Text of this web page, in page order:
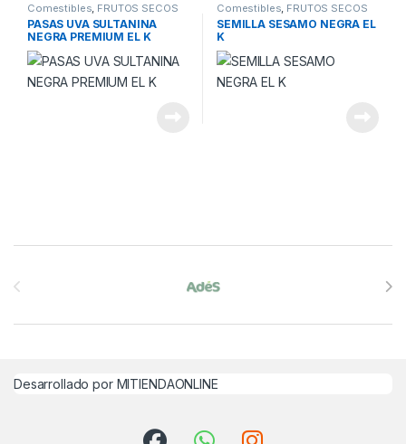
Comestibles FRUTOS SECOS
PASAS UVA SULTANINA
NEGRA PREMIUM EL K
Comestibles FRUTOS SECOS
SEMILLA SESAMO NEGRA EL
K
Desarrollado por MITIENDAONLINE